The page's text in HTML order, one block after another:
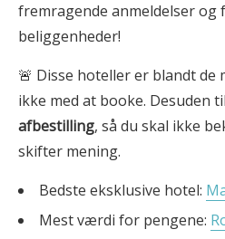
fremragende anmeldelser og
beliggenheder!
🚨 Disse hoteller er blandt
ikke med at booke. Desuden
afbestilling, så du skal ikke
skifter mening.
Bedste eksklusive hotel:
Mest værdi for pengene: